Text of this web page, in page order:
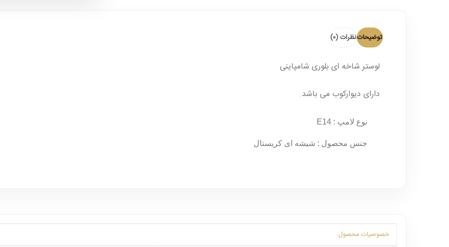
توضیحاتنظرات (0)
لوستر شاخه ای بلوری شامپاینی
دارای دیوارکوب می باشد.
نوع لامپ : E14
جنس محصول : شیشه ای کریستال
خصوصیات محصول